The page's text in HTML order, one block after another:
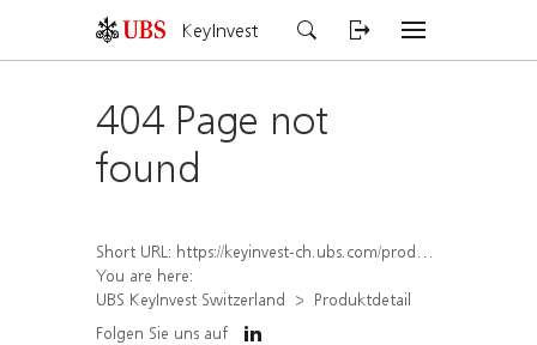
KeyInvest
404 Page not
found
Short URL: https://keyinvest-ch.ubs.com/produkt/detail/index/isin/CH1579765731
You are here:
UBS KeyInvest Switzerland
Produktdetail
Folgen Sie uns auf